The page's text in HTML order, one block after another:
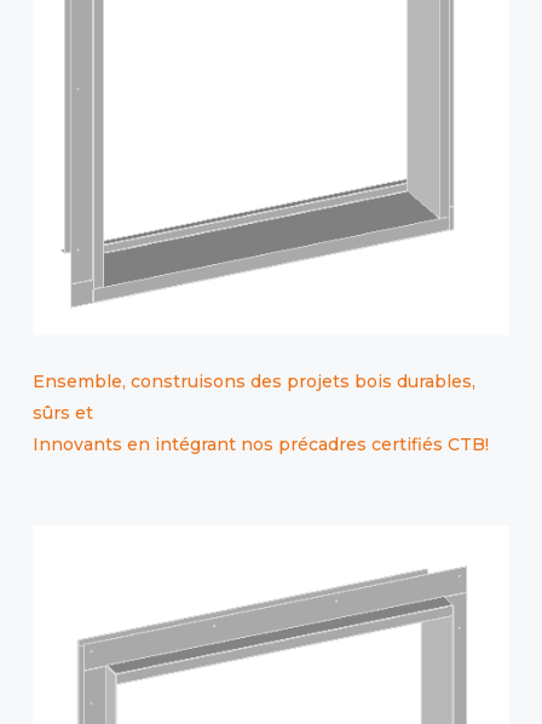
Ensemble, construisons des projets bois durables,
sûrs et
Innovants en intégrant nos précadres certifiés CTB!